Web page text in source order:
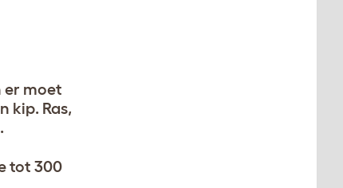
er moet
kip. Ras,
tot 300